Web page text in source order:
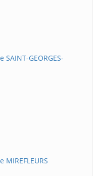
GEORGES-